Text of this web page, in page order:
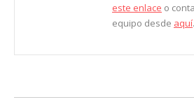
este enlace o
equipo desde aquí.